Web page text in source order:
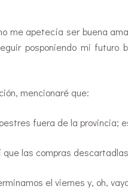
me apetecía ser buena
posponiendo mi
mencionaré que:
fuera de la provincia;
las compras
el viernes y, oh,